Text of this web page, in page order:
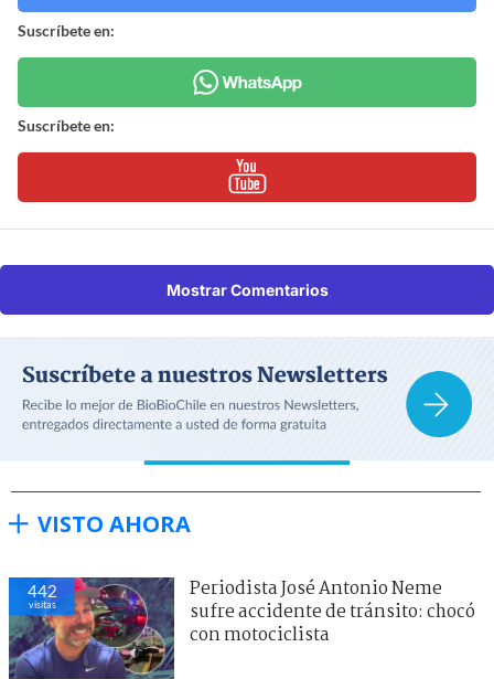
Suscríbete en:
Suscríbete en:
Mostrar Comentarios
VISTO AHORA
442
visitas
Periodista José Antonio Neme
sufre accidente de tránsito: chocó
con motociclista